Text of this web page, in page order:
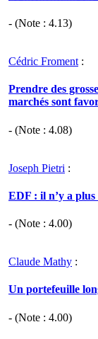
- (Note : 4.13)
Cédric Froment :
Prendre des
marchés sont
- (Note : 4.08)
Joseph Pietri :
EDF : il n’y a plus
- (Note : 4.00)
Claude Mathy :
Un portefeuille
- (Note : 4.00)